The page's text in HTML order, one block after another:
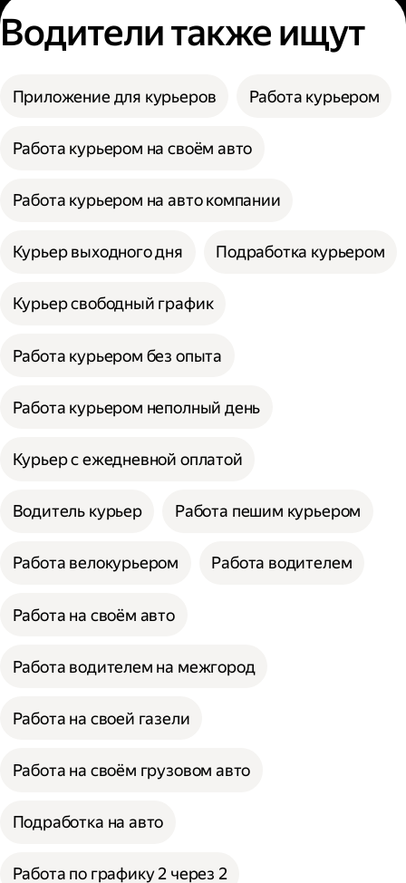
Водители также ищут
Приложение для курьеров Работа курьером
Работа курьером на своём авто
Работа курьером на авто компании
Курьер выходного дня Подработка курьером
Курьер свободный график
Работа курьером без опыта
Работа курьером неполный день
Курьер с ежедневной оплатой
Водитель курьер Работа пешим курьером
Работа велокурьером Работа водителем
Работа на своём авто
Работа водителем на межгород
Работа на своей газели
Работа на своём грузовом авто
Подработка на авто
Работа по графику 2 через 2